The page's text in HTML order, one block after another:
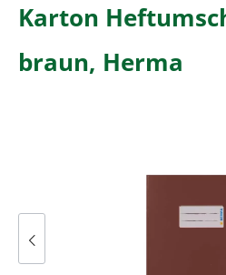
Karton
braun, Herma